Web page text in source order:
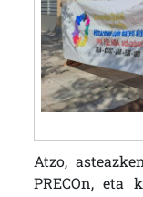
Atzo,
PRECOn, eta